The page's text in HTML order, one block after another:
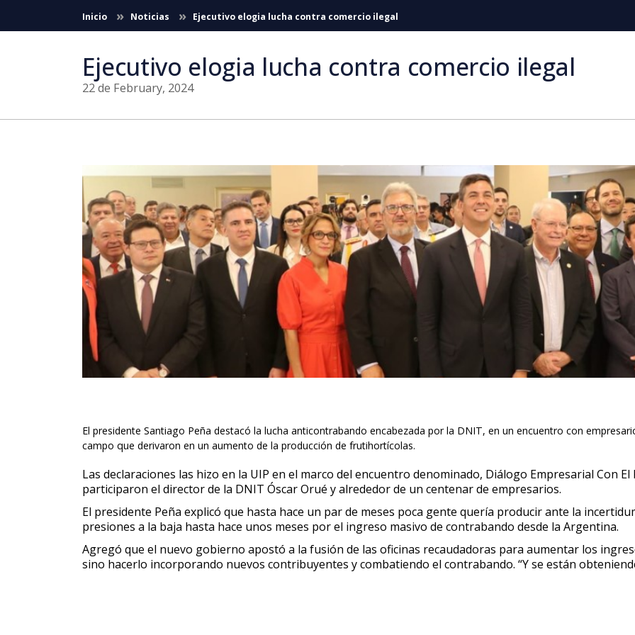
Skip to Main Content
Inicio Noticias Ejecutivo elogia lucha contra comercio ilegal
Ejecutivo elogia lucha contra comercio ilegal
22 de February, 2024
El presidente Santiago Peña destacó la lucha anticontrabando encabezada por la DNIT, en un encuentro con
campo que derivaron en un aumento de la producción de frutihortícolas.
Las declaraciones las hizo en la UIP en el marco del encuentro denominado, Diálogo Empresarial Con El
participaron el director de la DNIT Óscar Orué y alrededor de un centenar de empresarios.
El presidente Peña explicó que hasta hace un par de meses poca gente quería producir ante la
presiones a la baja hasta hace unos meses por el ingreso masivo de contrabando desde la Argentina.
Agregó que el nuevo gobierno apostó a la fusión de las oficinas recaudadoras para aumentar los
sino hacerlo incorporando nuevos contribuyentes y combatiendo el contrabando. “Y se están